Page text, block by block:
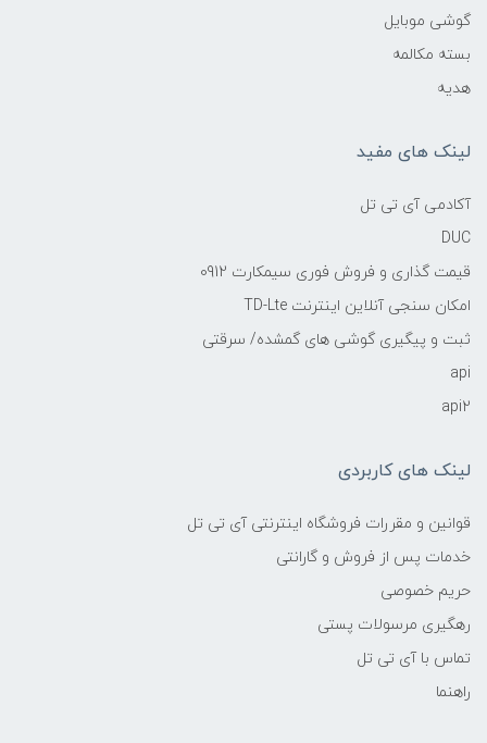
گوشی موبایل
بسته مکالمه
هدیه
لینک های مفید
آکادمی آی تی تل
DUC
قیمت گذاری و فروش فوری سیمکارت 0912
امکان سنجی آنلاین اینترنت TD-Lte
ثبت و پیگیری گوشی های گمشده/ سرقتی
api
api2
لینک های کاربردی
قوانین و مقررات فروشگاه اینترنتی آی تی تل
خدمات پس از فروش و گارانتی
حریم خصوصی
رهگیری مرسولات پستی
تماس با آی تی تل
راهنما